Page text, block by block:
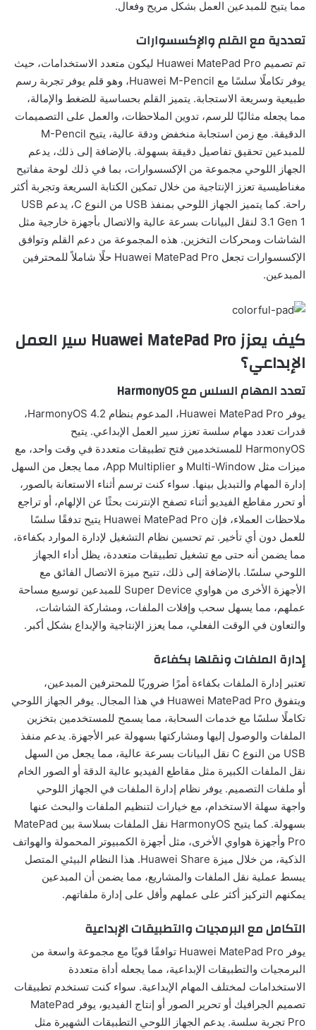
مما يتيح للمبدعين العمل بشكل مريح وفعال.
تعددية مع القلم والإكسسوارات
تم تصميم Huawei MatePad Pro ليكون متعدد الاستخدامات، حيث
يوفر تكاملًا سلسًا مع Huawei M-Pencil، وهو قلم يوفر تجربة رسم
طبيعية وسريعة الاستجابة. يتميز القلم بحساسية للضغط والإمالة،
مما يجعله مثاليًا للرسم، تدوين الملاحظات، والعمل على التصميمات
الدقيقة. مع زمن استجابة منخفض ودقة عالية، يتيح M-Pencil
للمبدعين تحقيق تفاصيل دقيقة بسهولة. بالإضافة إلى ذلك، يدعم
الجهاز اللوحي مجموعة من الإكسسوارات، بما في ذلك لوحة مفاتيح
مغناطيسية تعزز الإنتاجية من خلال تمكين الكتابة السريعة وتجربة أكثر
راحة. كما يتميز الجهاز اللوحي بمنفذ USB من النوع C، يدعم USB
3.1 Gen 1 لنقل البيانات بسرعة عالية والاتصال بأجهزة خارجية مثل
الشاشات ومحركات التخزين. هذه المجموعة من دعم القلم وتوافق
الإكسسوارات تجعل Huawei MatePad Pro حلًا شاملاً للمحترفين
المبدعين.
كيف يعززHuawei MatePad Pro سير العمل
الإبداعي؟
تعدد المهام السلس مع HarmonyOS
يوفر Huawei MatePad Pro، المدعوم بنظام HarmonyOS 4.2،
قدرات تعدد مهام سلسة تعزز سير العمل الإبداعي. يتيح
HarmonyOS للمستخدمين فتح تطبيقات متعددة في وقت واحد، مع
ميزات مثل Multi-Window و App Multiplier، مما يجعل من السهل
إدارة المهام والتبديل بينها. سواء كنت ترسم أثناء الاستعانة بالصور،
أو تحرر مقاطع الفيديو أثناء تصفح الإنترنت بحثًا عن الإلهام، أو تراجع
ملاحظات العملاء، فإن Huawei MatePad Pro يتيح تدفقًا سلسًا
للعمل دون أي تأخير. تم تحسين نظام التشغيل لإدارة الموارد بكفاءة،
مما يضمن أنه حتى مع تشغيل تطبيقات متعددة، يظل أداء الجهاز
اللوحي سلسًا. بالإضافة إلى ذلك، تتيح ميزة الاتصال الفائق مع
الأجهزة الأخرى من هواوي Super Device للمبدعين توسيع مساحة
عملهم، مما يسهل سحب وإفلات الملفات، ومشاركة الشاشات،
والتعاون في الوقت الفعلي، مما يعزز الإنتاجية والإبداع بشكل أكبر.
إدارة الملفات ونقلها بكفاءة
تعتبر إدارة الملفات بكفاءة أمرًا ضروريًا للمحترفين المبدعين،
ويتفوق Huawei MatePad Pro في هذا المجال. يوفر الجهاز اللوحي
تكاملًا سلسًا مع خدمات السحابة، مما يسمح للمستخدمين بتخزين
الملفات والوصول إليها ومشاركتها بسهولة عبر الأجهزة. يدعم منفذ
USB من النوع C نقل البيانات بسرعة عالية، مما يجعل من السهل
نقل الملفات الكبيرة مثل مقاطع الفيديو عالية الدقة أو الصور الخام
أو ملفات التصميم. يوفر نظام إدارة الملفات في الجهاز اللوحي
واجهة سهلة الاستخدام، مع خيارات لتنظيم الملفات والبحث عنها
بسهولة. كما يتيح HarmonyOS نقل الملفات بسلاسة بين MatePad
Pro وأجهزة هواوي الأخرى، مثل أجهزة الكمبيوتر المحمولة والهواتف
الذكية، من خلال ميزة Huawei Share. هذا النظام البيئي المتصل
يبسط عملية نقل الملفات والمشاريع، مما يضمن أن المبدعين
يمكنهم التركيز أكثر على عملهم وأقل على إدارة ملفاتهم.
التكامل مع البرمجيات والتطبيقات الإبداعية
يوفر Huawei MatePad Pro توافقًا قويًا مع مجموعة واسعة من
البرمجيات والتطبيقات الإبداعية، مما يجعله أداة متعددة
الاستخدامات لمختلف المهام الإبداعية. سواء كنت تستخدم تطبيقات
تصميم الجرافيك أو تحرير الصور أو إنتاج الفيديو، يوفر MatePad
Pro تجربة سلسة. يدعم الجهاز اللوحي التطبيقات الشهيرة مثل